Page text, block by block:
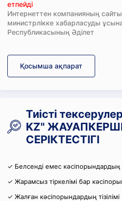
етпейді
Интернеттен компанияның
министрлікке хабарласуды
Республикасының Әділет
Қосымша ақпарат
Тиісті
KZ"
СЕРІКТЕСТІГІ
✓ Белсенді емес кәсіпорындардың
✓ Жарамсыз тіркелімі бар
✓ Жалған кәсіпорындардың тізілімі